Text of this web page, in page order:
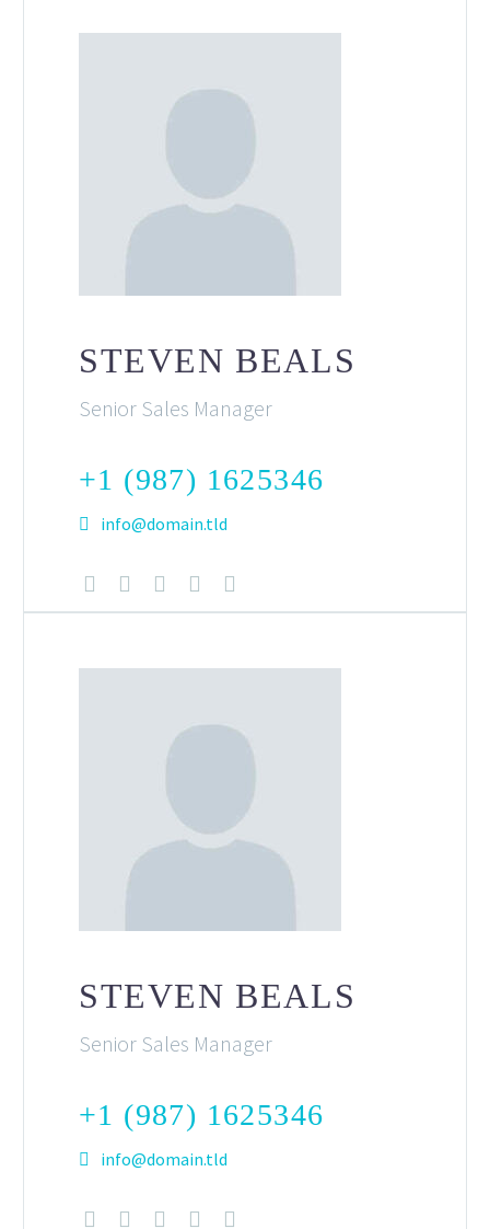
STEVEN BEALS
Senior Sales Manager
+1 (987) 1625346
info@domain.tld
STEVEN BEALS
Senior Sales Manager
+1 (987) 1625346
info@domain.tld